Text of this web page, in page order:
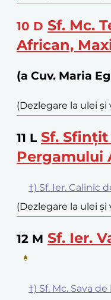
10 D Sf. Mc.
African,
(a Cuv. Maria
(Dezlegare la ulei
11 L Sf.
Pergamului
†) Sf. Ier. Calinic
(Dezlegare la ulei
12 M Sf. Ier.
†) Sf. Mc. Sava